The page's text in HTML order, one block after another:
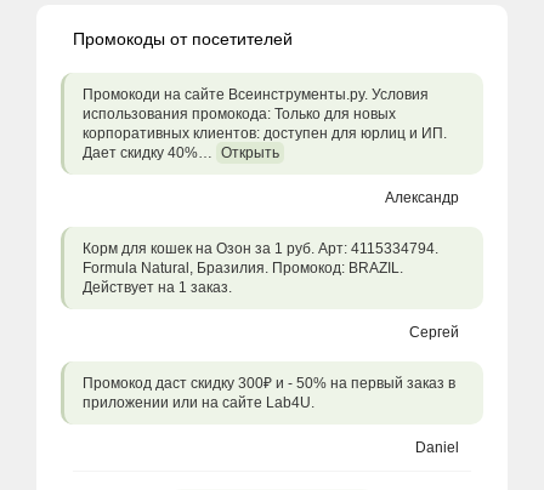
Промокоды от посетителей
Промокоди на сайте Всеинструменты.ру. Условия
использования промокода: Только для новых
корпоративных клиентов: доступен для юрлиц и ИП.
Дает скидку 40%… Открыть
Александр
Корм для кошек на Озон за 1 руб. Арт: 4115334794.
Formula Natural, Бразилия. Промокод: BRAZIL.
Действует на 1 заказ.
Сергей
Промокод даст скидку 300₽ и - 50% на первый заказ в
приложении или на сайте Lab4U.
Daniel